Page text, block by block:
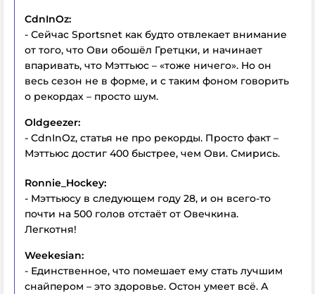
CdnInOz:
- Сейчас Sportsnet как будто отвлекает внимание
от того, что Ови обошёл Гретцки, и начинает
впаривать, что Мэттьюс – «тоже ничего». Но он
весь сезон не в форме, и с таким фоном говорить
о рекордах – просто шум.
Oldgeezer:
- CdnInOz, cтатья не про рекорды. Просто факт –
Мэттьюс достиг 400 быстрее, чем Ови. Смирись.
Ronnie_Hockey:
- Мэттьюсу в следующем году 28, и он всего-то
почти на 500 голов отстаёт от Овечкина.
Легкотня!
Weekesian:
- Единственное, что помешает ему стать лучшим
снайпером – это здоровье. Остон умеет всё. А